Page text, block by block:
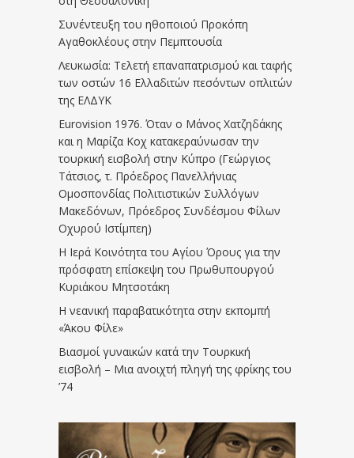
Συνέντευξη του ηθοποιού Προκόπη
Αγαθοκλέους στην Πεμπτουσία
Λευκωσία: Τελετή επαναπατρισμού και ταφής
των οστών 16 Ελλαδιτών πεσόντων οπλιτών
της ΕΛΔΥΚ
Eurovision 1976. Όταν ο Μάνος Χατζηδάκης
και η Μαρίζα Κοχ κατακεραύνωσαν την
τουρκική εισβολή στην Κύπρο (Γεώργιος
Τάτσιος, τ. Πρόεδρος Πανελλήνιας
Ομοσπονδίας Πολιτιστικών Συλλόγων
Μακεδόνων, Πρόεδρος Συνδέσμου Φίλων
Οχυρού Ιστίμπεη)
Η Ιερά Κοινότητα του Αγίου Όρους για την
πρόσφατη επίσκεψη του Πρωθυπουργού
Κυριάκου Μητσοτάκη
Η νεανική παραβατικότητα στην εκπομπή
«Άκου Φίλε»
Βιασμοί γυναικών κατά την Τουρκική
εισβολή – Μια ανοιχτή πληγή της φρίκης του
’74